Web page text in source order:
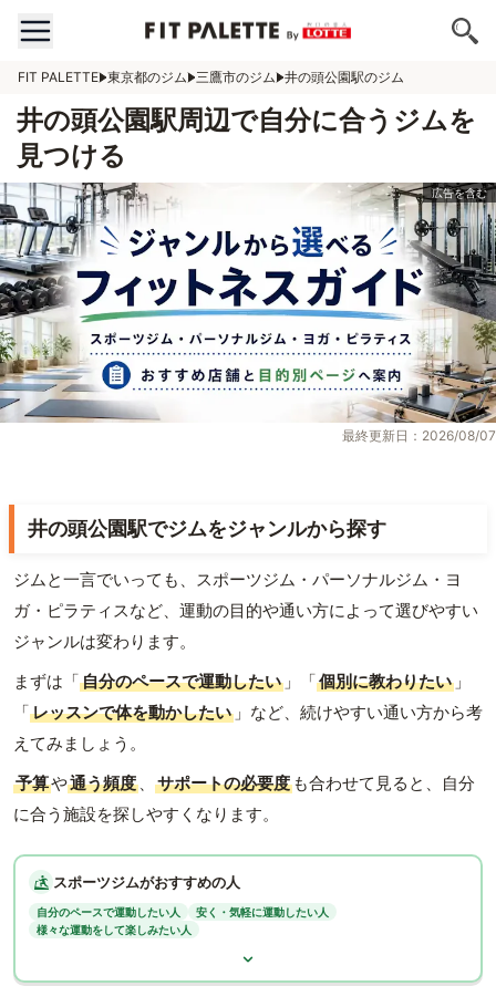
FIT PALETTE 東京都のジム 三鷹市のジム 井の頭公園駅のジム
井の頭公園駅周辺で自分に合うジムを
見つける
最終更新日：2026/08/07
井の頭公園駅でジムをジャンルから探す
ジムと一言でいっても、スポーツジム・パーソナルジム・ヨ
ガ・ピラティスなど、運動の目的や通い方によって選びやすい
ジャンルは変わります。
まずは「自分のペースで運動したい 」「個別に教わりたい 」
「レッスンで体を動かしたい 」など、続けやすい通い方から考
えてみましょう。
予算や通う頻度 、 サポートの必要度 も合わせて見ると、自分
に合う施設を探しやすくなります。
スポーツジムがおすすめの人
自分のペースで運動したい人
安く・気軽に運動したい人
様々な運動をして楽しみたい人